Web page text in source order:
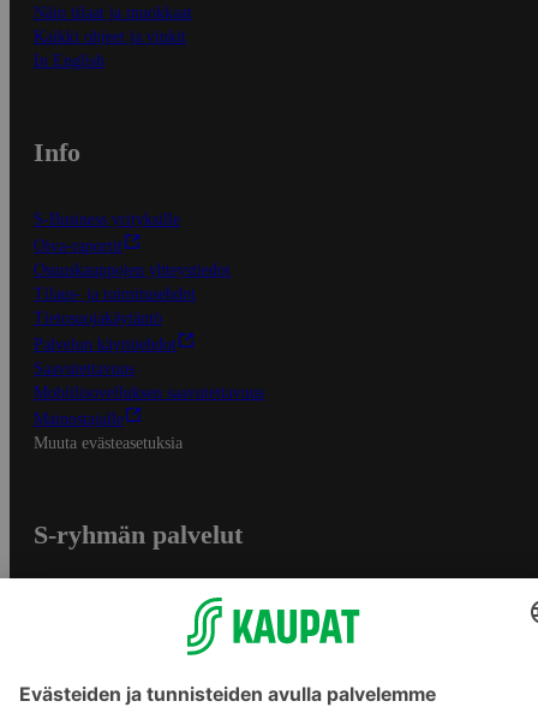
Näin tilaat ja muokkaat
Kaikki ohjeet ja vinkit
In English
Info
S-Business yrityksille
Oiva-raportit
Osuuskauppojen yhteystiedot
Tilaus- ja toimitusehdot
Tietosuojakäytäntö
Palvelun käyttöehdot
Saavutettavuus
Mobiilisovelluksen saavutettavuus
Mainostajalle
Muuta evästeasetuksia
S-ryhmän palvelut
Yhteishyvä Ruoka -sovellus
S-ostoslista -sovellus